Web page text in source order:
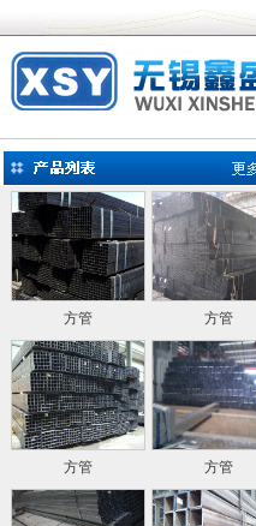
方管 方管
方管 方管